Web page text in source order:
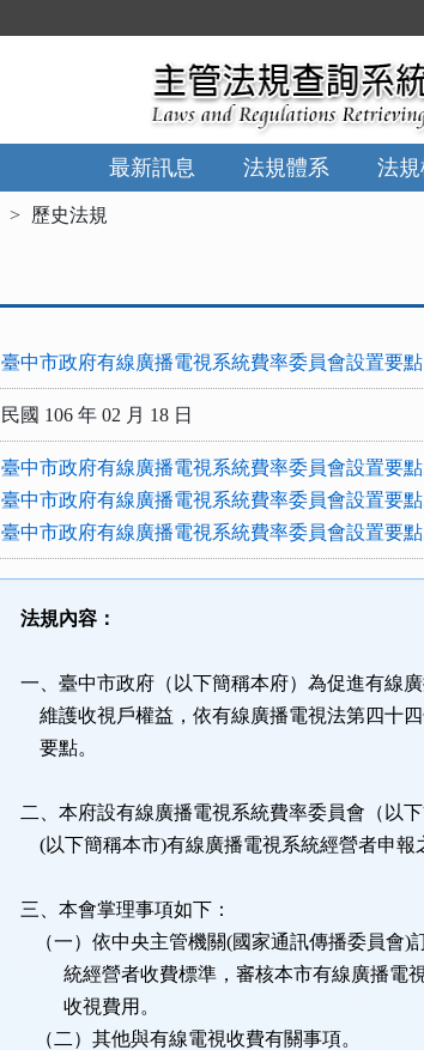
最新訊息 法規體系 法
歷史法規
臺中市政府有線廣播電視系統費率委員會設置要點
民國 106 年 02 月 18 日
臺中市政府有線廣播電視系統費率委員會設置要點
臺中市政府有線廣播電視系統費率委員會設置要點
臺中市政府有線廣播電視系統費率委員會設置要點
法規內容：
一、臺中市政府（以下簡稱本府）為促進有線
維護收視戶權益，依有線廣播電視法第四十
要點。
二、本府設有線廣播電視系統費率委員會（以
(以下簡稱本市)有線廣播電視系統經營者申報
三、本會掌理事項如下：
（一）依中央主管機關(國家通訊傳播委員會)
統經營者收費標準，審核本市有線廣播電視
收視費用。
（二）其他與有線電視收費有關事項。